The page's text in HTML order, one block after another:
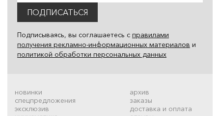
ПОДПИСАТЬСЯ
Подписываясь, вы соглашаетесь с правилами
получения рекламно-информационных материалов и
политикой обработки персональных данных
новинки
спецпредложения
эксклюзив
архив
заказы
доставка и оплата